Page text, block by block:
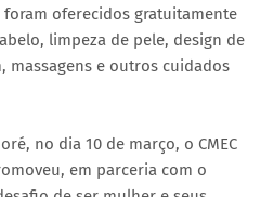
oferecidos gratuitamente
limpeza de pele, design de
massagens e outros cuidados
no dia 10 de março, o CMEC
em parceria com o